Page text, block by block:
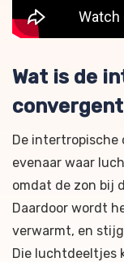
Wat is de
De intertropische
evenaar waar
omdat de zon bij
Daardoor wordt
verwarmt, en
Die luchtdeeltjes